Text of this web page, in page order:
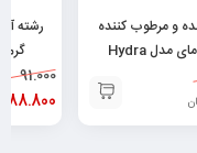
و مرطوب کننده
میوه ای مای مدل Hydra
گرم ۶۲۶۰۵۳۲۸۲۲۹۴۳
91.000
88.800